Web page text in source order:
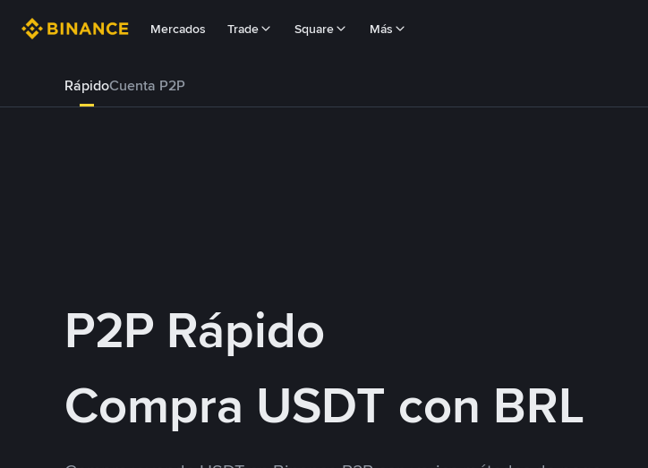
Mercados Trade Square Más
RápidoCuenta P2P
P2P Rápido
Compra USDT con BRL